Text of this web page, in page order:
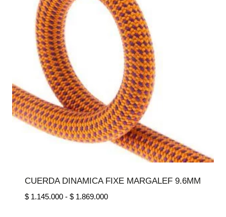
CUERDA DINAMICA FIXE MARGALEF 9.6MM
$1.145.000 - $1.869.000Rango